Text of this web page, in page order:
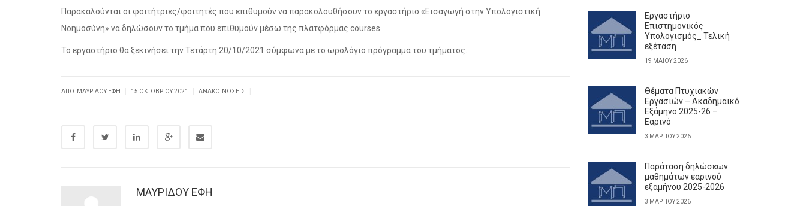
Παρακαλούνται οι φοιτήτριες/φοιτητές που επιθυμούν να παρακολουθήσουν το εργαστήριο «Εισαγωγή στην Υπολογιστική
Νοημοσύνη» να δηλώσουν το τμήμα που επιθυμούν μέσω της πλατφόρμας courses.
Το εργαστήριο θα ξεκινήσει την Τετάρτη 20/10/2021 σύμφωνα με το ωρολόγιο πρόγραμμα του τμήματος.
ΑΠΌ: ΜΑΥΡΙΔΟΥ ΕΦΗ 15 ΟΚΤΩΒΡΊΟΥ 2021 ΑΝΑΚΟΙΝΏΣΕΙΣ
ΜΑΥΡΙΔΟΥ ΕΦΗ
Εργαστήριο
Επιστημονικός
Υπολογισμός_ Τελική
εξέταση
19 ΜΑΪ́ΟΥ 2026
Θέματα Πτυχιακών
Εργασιών – Ακαδημαϊκό
Εξάμηνο 2025-26 –
Εαρινό
3 ΜΑΡΤΊΟΥ 2026
Παράταση δηλώσεων
μαθημάτων εαρινού
εξαμήνου 2025-2026
3 ΜΑΡΤΊΟΥ 2026